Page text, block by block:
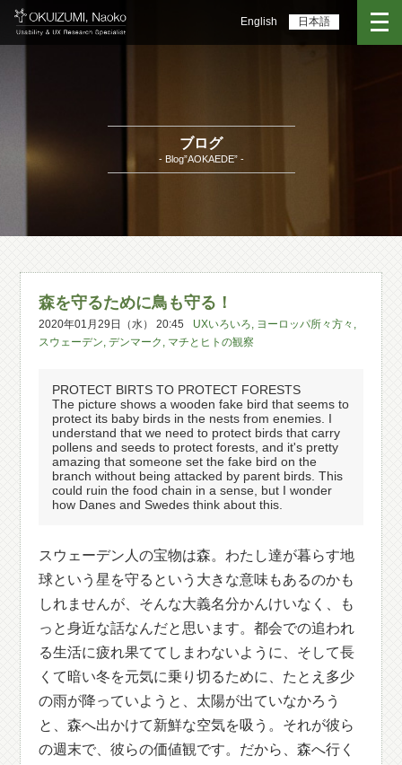
English 日本語
ブログ
- Blog”AOKAEDE” -
森を守るために鳥も守る！
2020年01月29日（水） 20:45 UXいろいろ, ヨーロッパ所々方々 ,
スウェーデン,デンマーク , マチとヒトの観察
PROTECT BIRTS TO PROTECT FORESTS
The picture shows a wooden fake bird that seems to
protect its baby birds in the nests from enemies. I
understand that we need to protect birds that carry
pollens and seeds to protect forests, and it's pretty
amazing that someone set the fake bird on the
branch without being attacked by parent birds. This
could ruin the food chain in a sense, but I wonder
how Danes and Swedes think about this.
スウェーデン人の宝物は森。わたし達が暮らす地
球という星を守るという大きな意味もあるのかも
しれませんが、そんな大義名分かんけいなく、も
っと身近な話なんだと思います。都会での追われ
る生活に疲れ果ててしまわないように、そして長
くて暗い冬を元気に乗り切るために、たとえ多少
の雨が降っていようと、太陽が出ていなかろう
と、森へ出かけて新鮮な空気を吸う。それが彼ら
の週末で、彼らの価値観です。だから、森へ行く